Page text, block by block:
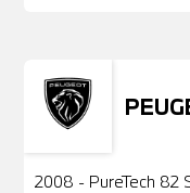
Usato
2008 - PureTech 82